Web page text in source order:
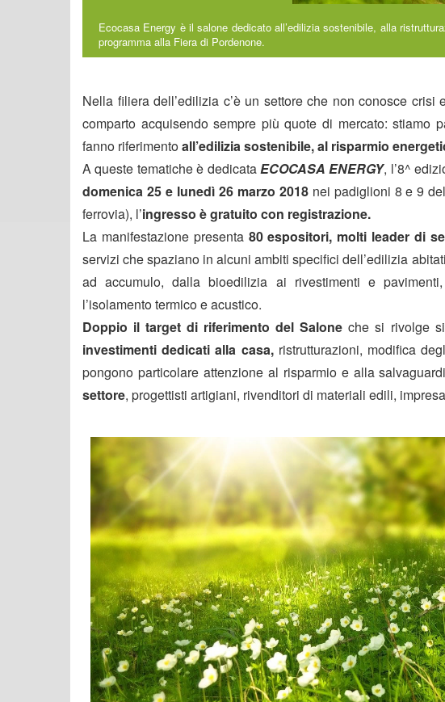
Ecocasa Energy è il salone dedicato all’edilizia sostenibile, alla
programma alla Fiera di Pordenone.
Nella filiera dell’edilizia c’è un settore che non conosce
comparto acquisendo sempre più quote di mercato: stiamo
fanno riferimentoall’edilizia sostenibile, al risparmio
A queste tematiche è dedicataECOCASA ENERGY, l’8^
domenica 25 e lunedì 26 marzo 2018 nei padiglioni 8 e 9
ferrovia), l’ingresso è gratuito con registrazione.
La manifestazione presenta 80 espositori, molti leader di
servizi che spaziano in alcuni ambiti specifici dell’edilizia
ad accumulo, dalla bioedilizia ai rivestimenti e
l’isolamento termico e acustico.
Doppio il target di riferimento del Saloneche si rivolge
investimenti dedicati alla casa,ristrutturazioni, modifica
pongono particolare attenzione al risparmio e alla
settore, progettisti artigiani, rivenditori di materiali edili,